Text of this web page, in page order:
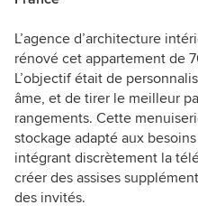
L’agence d’architecture
rénové cet appartement de
L’objectif était de
âme, et de tirer le meilleur
rangements. Cette
stockage adapté aux
intégrant discrètement la
créer des assises
des invités.